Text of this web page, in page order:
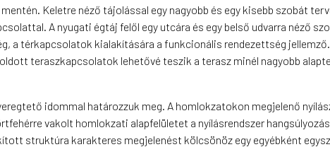
Keletre néző tájolással egy nagyobb és egy kisebb szobát
A nyugati égtáj felől egy utcára és egy belső udvarra néző
a térkapcsolatok kialakítására a funkcionális rendezettség jellemző.
teraszkapcsolatok lehetővé teszik a terasz minél nagyobb
idommal határozzuk meg. A homlokzatokon megjelenő
vakolt homlokzati alapfelületet a nyílásrendszer
struktúra karakteres megjelenést kölcsönöz egy egyébként